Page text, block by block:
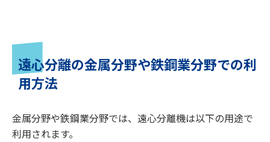
遠心分離の金属分野や鉄鋼業分野での利
用方法
金属分野や鉄鋼業分野では、遠心分離機は以下の用途で
利用されます。